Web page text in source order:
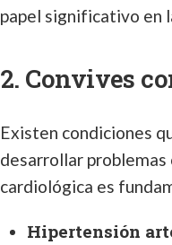
papel significativo en
2. Convives
Existen condiciones
desarrollar problemas
cardiológica es
Hipertensión